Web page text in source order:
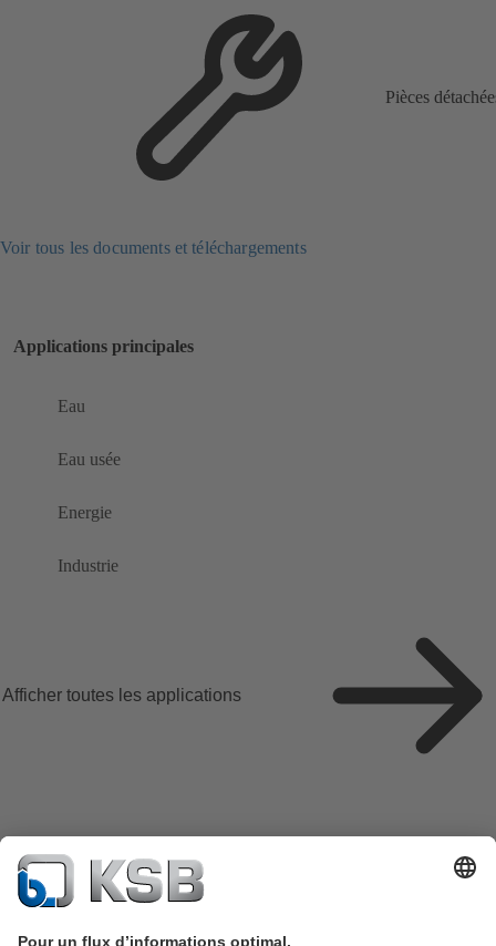
Pièces
Voir tous les documents et téléchargements
Applications principales
Eau
Eau usée
Energie
Industrie
Afficher toutes les applications